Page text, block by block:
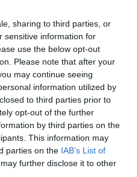
sharing to third parties, or
sensitive information for
use the below opt-out
Please note that after your
may continue seeing
information utilized by
to third parties prior to
opt-out of the further
by third parties on the
This information may
parties on the IAB’s List of
further disclose it to other
maga Charlie
rendőrfőnök is szerepel
mert arra eddig még
a rendőrfőnök egy
részét is leforgatták
mostanában.
be a Pussy Riot-
.
ről és
forog a Beverly